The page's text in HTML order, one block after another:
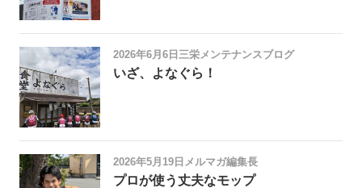
2026年6月6日 三栄メンテナンスブログ
いざ、よなぐら！
2026年5月19日 メルマガ編集長
プロが使う丈夫なモップ